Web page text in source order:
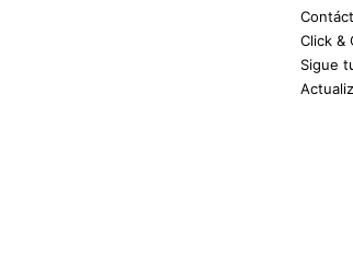
Click &
Sigue